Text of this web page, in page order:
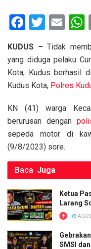
F
ce
b
o
o
k
T
tt
er
E
ail
KUDUS – Tidak
yang diduga pelaku
Kota, Kudus berhasil
Kudus Kota, Polres
KN (41) warga
berurusan dengan
sepeda motor di
(9/8/2023) sore.
Baca Juga
Ketua
Larang
SMSI